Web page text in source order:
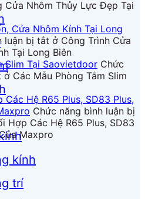
kính
trí
Cửa Nhôm Thủy Lực Đẹp Tại
Cửa Nhôm Kính Tại Long
luận bị tắt ở Công Trình Cửa
Tại Long Biên
Slim Tại Saovietdoor Chức
ở Các Mẫu Phòng Tắm Slim
Các Hệ R65 Plus, SD83 Plus,
Chức năng bình luận bị
Hợp Các Hệ R65 Plus, SD83
Maxpro